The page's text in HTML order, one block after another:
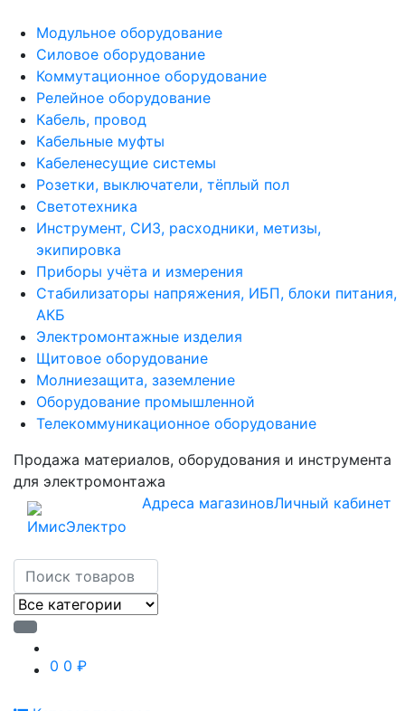
Модульное оборудование
Силовое оборудование
Коммутационное оборудование
Релейное оборудование
Кабель, провод
Кабельные муфты
Кабеленесущие системы
Розетки, выключатели, тёплый пол
Светотехника
Инструмент, СИЗ, расходники, метизы,
экипировка
Приборы учёта и измерения
Стабилизаторы напряжения, ИБП, блоки питания,
АКБ
Электромонтажные изделия
Щитовое оборудование
Молниезащита, заземление
Оборудование промышленной
Телекоммуникационное оборудование
Продажа материалов, оборудования и инструмента
для электромонтажа
Адреса магазиновЛичный кабинет
0 0 ₽